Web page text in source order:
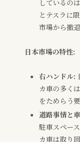
しているの
とテスラに
市場から撤
日本市場の特性:
右ハンドル:
カ車の多く
をためらう
道路事情と
駐車スペー
カ車は取り